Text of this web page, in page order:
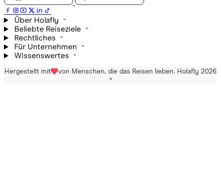
Über Holafly
Beliebte Reiseziele
Rechtliches
Für Unternehmen
Wissenswertes
Hergestellt mit von Menschen, die das Reisen lieben. Holafly 2026
®